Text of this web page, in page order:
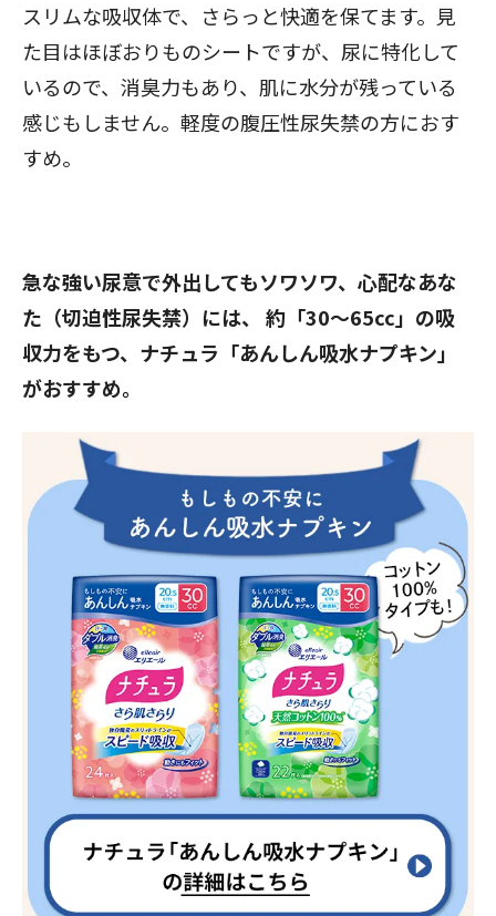
スリムな吸収体で、さらっと快適を保てます。見
た目はほぼおりものシートですが、尿に特化して
いるので、消臭力もあり、肌に水分が残っている
感じもしません。軽度の腹圧性尿失禁の方におす
すめ。
急な強い尿意で外出してもソワソワ、心配なあな
た（切迫性尿失禁）には、 約「30～65cc」の吸
収力をもつ、ナチュラ「あんしん吸水ナプキン」
がおすすめ。